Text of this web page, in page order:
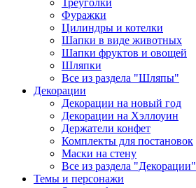
Треуголки
Фуражки
Цилиндры и котелки
Шапки в виде животных
Шапки фруктов и овощей
Шляпки
Все из раздела "Шляпы"
Декорации
Декорации на новый год
Декорации на Хэллоуин
Держатели конфет
Комплекты для постановок
Маски на стену
Все из раздела "Декорации"
Темы и персонажи